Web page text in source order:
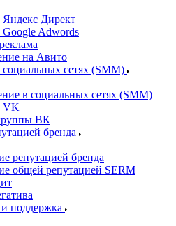
Яндекс Директ
Google Adwords
на Авито
сетях (SMM)
в социальных сетях (SMM)
VK
ВК
бренда
репутацией бренда
общей репутацией SERM
поддержка